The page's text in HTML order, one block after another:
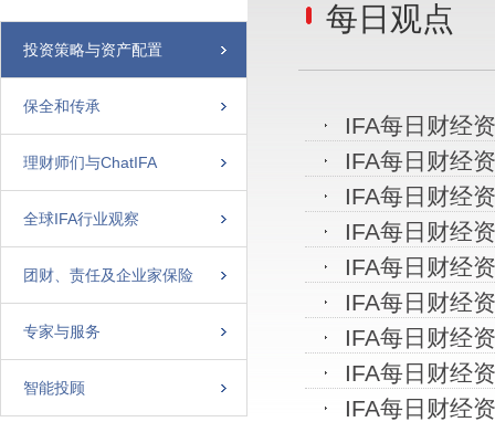
投资策略与资产配置
保全和传承
理财师们与ChatIFA
全球IFA行业观察
团财、责任及企业家保险
专家与服务
智能投顾
每日观点
IFA每日财经
IFA每日财经
IFA每日财经
IFA每日财经
IFA每日财经
IFA每日财经
IFA每日财经
IFA每日财经
IFA每日财经